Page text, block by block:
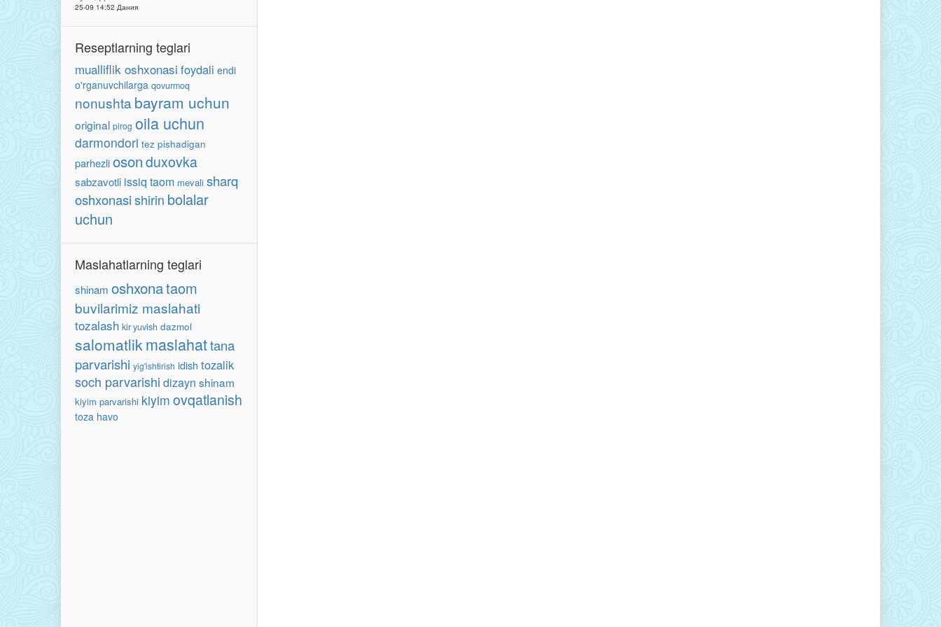
25-09 14:52 Дания
Reseptlarning teglari
mualliflik oshxonasi foydali endi
o'rganuvchilarga qovurmoq
nonushta bayram uchun
original pirog oila uchun
darmondori tez pishadigan
parhezliosonduxovka
sabzavotli issiq taom mevali sharq
oshxonasishirin bolalar
uchun
Maslahatlarning teglari
shinam oshxonataom
buvilarimiz maslahati
tozalash kir yuvish dazmol
salomatlikmaslahattana
parvarishi yig'ishtirish idish tozalik
soch parvarishi dizayn shinam
kiyim parvarishi kiyim ovqatlanish
toza havo